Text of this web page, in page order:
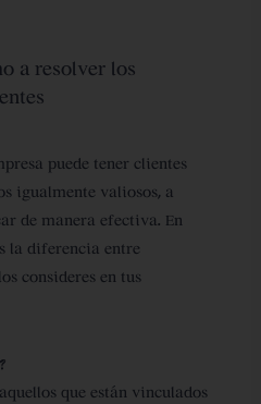
a resolver los
puede tener clientes
igualmente valiosos, a
de manera efectiva. En
la diferencia entre
consideres en tus
que están vinculados